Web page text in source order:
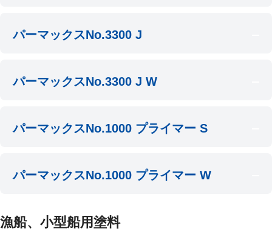
パーマックスNo.3300 J
パーマックスNo.3300 J W
パーマックスNo.1000 プライマー S
パーマックスNo.1000 プライマー W
漁船、小型船用塗料